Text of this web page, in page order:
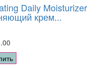
Daily Moisturizer
крем...